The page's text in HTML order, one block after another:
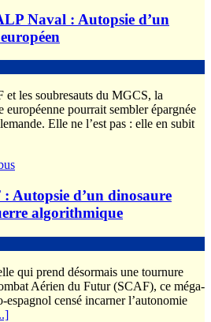
Naval : Autopsie d’un
les soubresauts du MGCS, la
pourrait sembler épargnée
Elle ne l’est pas : elle en subit
Autopsie d’un dinosaure
algorithmique
qui prend désormais une tournure
Aérien du Futur (SCAF), ce méga-
censé incarner l’autonomie